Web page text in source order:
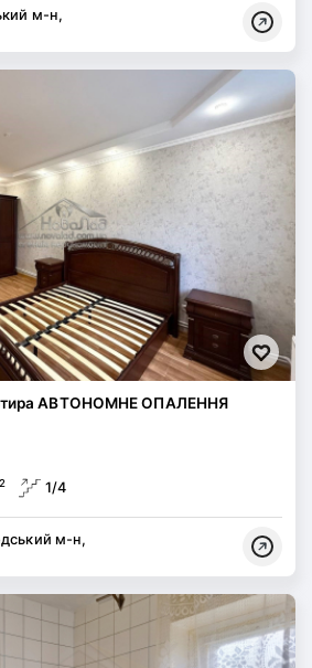
м-н,
АВТОНОМНЕ ОПАЛЕННЯ
2 1/4
м-н,